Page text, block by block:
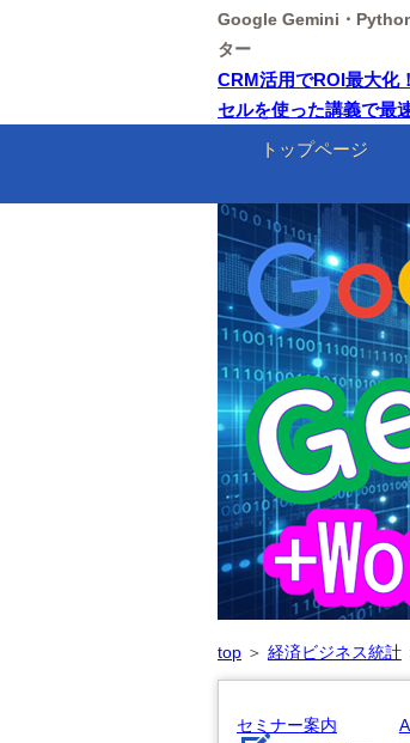
Google Gemini・
ター
CRM活用でROI最大化
セルを使った講義で最
トップページ
top＞ 経済ビジネス統計
セミナー案内